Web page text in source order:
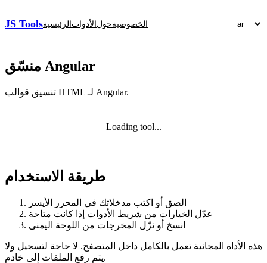
JS Toolsالرئيسية الأدوات حولالخصوصية
منسّق Angular
تنسيق قوالب HTML لـ Angular.
Loading tool...
طريقة الاستخدام
الصق أو اكتب مدخلاتك في المحرر الأيسر
عدّل الخيارات من شريط الأدوات إذا كانت متاحة
انسخ أو نزّل المخرجات من اللوحة اليمنى
هذه الأداة المجانية تعمل بالكامل داخل المتصفح. لا حاجة لتسجيل ولا
يتم رفع الملفات إلى خادم.